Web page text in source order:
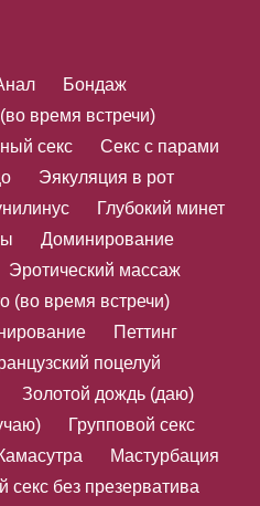
Бондаж
время встречи)
секс
Секс с парами
Эякуляция в рот
Глубокий минет
Доминирование
Эротический массаж
(во время встречи)
Петтинг
поцелуй
Золотой дождь (даю)
Групповой секс
Мастурбация
секс без презерватива